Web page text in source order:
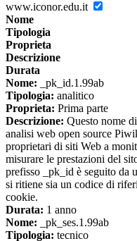
www.iconor.edu.it
Nome
Tipologia
Proprieta
Descrizione
Durata
Nome: _pk_id.1.99ab
Tipologia: analitico
Proprieta: Prima parte
Descrizione: Questo nome
analisi web open source
proprietari di siti Web a
misurare le prestazioni del
prefisso _pk_id è seguito da
si ritiene sia un codice di
cookie.
Durata: 1 anno
Nome: _pk_ses.1.99ab
Tipologia: tecnico